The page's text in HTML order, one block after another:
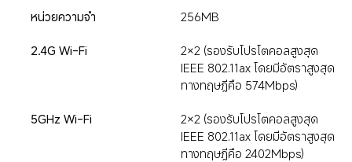
หน่วยความจำ 256MB
2.4G Wi-Fi
2×2 (รองรับโปรโตคอลสูงสุด
IEEE 802.11ax โดยมีอัตราสูงสุด
ทางทฤษฎีคือ 574Mbps)
5GHz Wi-Fi
2×2 (รองรับโปรโตคอลสูงสุด
IEEE 802.11ax โดยมีอัตราสูงสุด
ทางทฤษฎีคือ 2402Mbps)